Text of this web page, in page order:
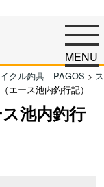
MENU
クル釣具｜PAGOS > ス
エース池内釣行記）
池内釣行